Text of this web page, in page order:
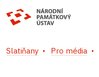
Slatiňany Pro média